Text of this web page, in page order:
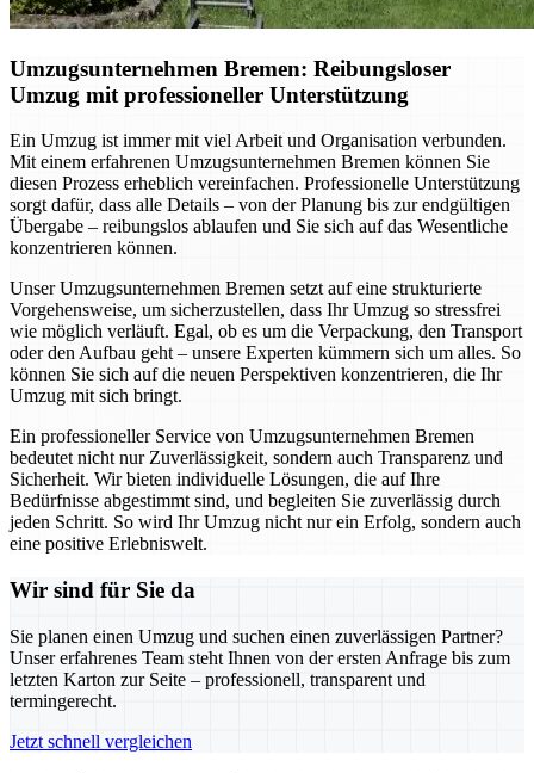
Umzugsunternehmen Bremen: Reibungsloser
Umzug mit professioneller Unterstützung
Ein Umzug ist immer mit viel Arbeit und Organisation verbunden.
Mit einem erfahrenen Umzugsunternehmen Bremen können Sie
diesen Prozess erheblich vereinfachen. Professionelle Unterstützung
sorgt dafür, dass alle Details – von der Planung bis zur endgültigen
Übergabe – reibungslos ablaufen und Sie sich auf das Wesentliche
konzentrieren können.
Unser Umzugsunternehmen Bremen setzt auf eine strukturierte
Vorgehensweise, um sicherzustellen, dass Ihr Umzug so stressfrei
wie möglich verläuft. Egal, ob es um die Verpackung, den Transport
oder den Aufbau geht – unsere Experten kümmern sich um alles. So
können Sie sich auf die neuen Perspektiven konzentrieren, die Ihr
Umzug mit sich bringt.
Ein professioneller Service von Umzugsunternehmen Bremen
bedeutet nicht nur Zuverlässigkeit, sondern auch Transparenz und
Sicherheit. Wir bieten individuelle Lösungen, die auf Ihre
Bedürfnisse abgestimmt sind, und begleiten Sie zuverlässig durch
jeden Schritt. So wird Ihr Umzug nicht nur ein Erfolg, sondern auch
eine positive Erlebniswelt.
Wir sind für Sie da
Sie planen einen Umzug und suchen einen zuverlässigen Partner?
Unser erfahrenes Team steht Ihnen von der ersten Anfrage bis zum
letzten Karton zur Seite – professionell, transparent und
termingerecht.
Jetzt schnell vergleichen